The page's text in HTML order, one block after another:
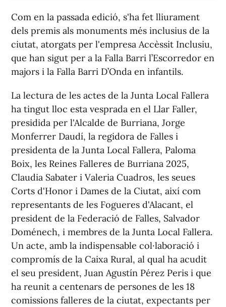
Com en la passada edició, s'ha fet lliurament
dels premis als monuments més inclusius de la
ciutat, atorgats per l'empresa Accèssit Inclusiu,
que han sigut per a la Falla Barri l’Escorredor en
majors i la Falla Barri D’Onda en infantils.
La lectura de les actes de la Junta Local Fallera
ha tingut lloc esta vesprada en el Llar Faller,
presidida per l'Alcalde de Burriana, Jorge
Monferrer Daudí, la regidora de Falles i
presidenta de la Junta Local Fallera, Paloma
Boix, les Reines Falleres de Burriana 2025,
Claudia Sabater i Valeria Cuadros, les seues
Corts d'Honor i Dames de la Ciutat, així com
representants de les Fogueres d'Alacant, el
president de la Federació de Falles, Salvador
Doménech, i membres de la Junta Local Fallera.
Un acte, amb la indispensable col·laboració i
compromís de la Caixa Rural, al qual ha acudit
el seu president, Juan Agustín Pérez Peris i que
ha reunit a centenars de persones de les 18
comissions falleres de la ciutat, expectants per